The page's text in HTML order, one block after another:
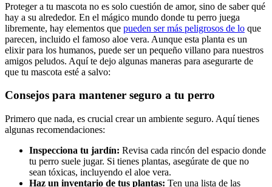
Proteger a tu mascota no es solo cuestión de amor, sino de saber qué
hay a su alrededor. En el mágico mundo donde tu perro juega
libremente, hay elementos que pueden ser más peligrosos de lo que
parecen, incluido el famoso aloe vera. Aunque esta planta es un
elixir para los humanos, puede ser un pequeño villano para nuestros
amigos peludos. Aquí te dejo algunas maneras para asegurarte de
que tu mascota esté a salvo:
Consejos para mantener seguro a tu perro
Primero que nada, es crucial crear un ambiente seguro. Aquí tienes
algunas recomendaciones:
Inspecciona tu jardín: Revisa cada rincón del espacio donde
tu perro suele jugar. Si tienes plantas, asegúrate de que no
sean tóxicas, incluyendo el aloe vera.
Haz un inventario de tus plantas: Ten una lista de las